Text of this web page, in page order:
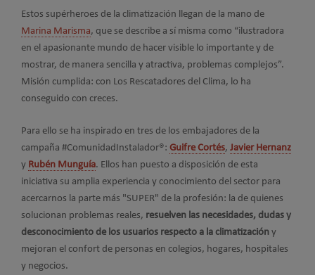
Estos supérheroes de la climatización llegan de la mano de
Marina Marisma, que se describe a sí misma como “ilustradora
en el apasionante mundo de hacer visible lo importante y de
mostrar, de manera sencilla y atractiva, problemas complejos”.
Misión cumplida: con Los Rescatadores del Clima, lo ha
conseguido con creces.
Para ello se ha inspirado en tres de los embajadores de la
campaña #ComunidadInstalador®: Guifre Cortés, Javier Hernanz
y Rubén Munguía. Ellos han puesto a disposición de esta
iniciativa su amplia experiencia y conocimiento del sector para
acercarnos la parte más "SUPER" de la profesión: la de quienes
solucionan problemas reales, resuelven las necesidades, dudas y
desconocimiento de los usuarios respecto a la climatización y
mejoran el confort de personas en colegios, hogares, hospitales
y negocios.